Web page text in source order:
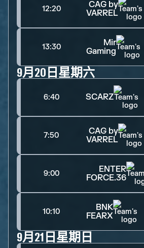
12:20
CAG by
VARREL
13:30
Mir
Gaming
9月20日星期六
6:40 SCARZ
7:50
CAG by
VARREL
9:00
ENTER
FORCE.36
10:10
BNK
FEARX
9月21日星期日